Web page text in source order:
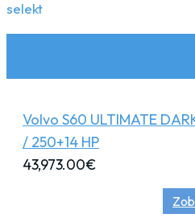
selekt
Volvo S60 ULTIMATE
/ 250+14 HP
43,973.00€